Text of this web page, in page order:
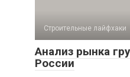
Строительные лайфхаки
Анализ рынка
России